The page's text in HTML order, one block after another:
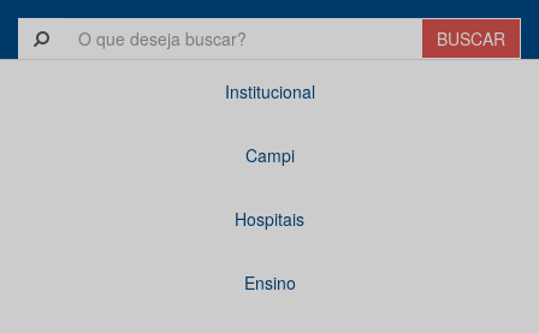
Institucional
Campi
Hospitais
Ensino